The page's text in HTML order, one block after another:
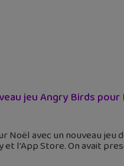
jeu Angry Birds pour
Noël avec un nouveau jeu
l'App Store. On avait